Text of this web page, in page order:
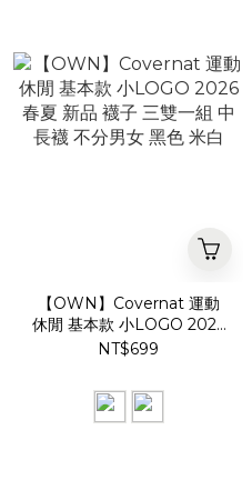
【OWN】Covernat 運動
休閒 基本款 小LOGO 2026
春夏 新品 襪子 三雙一組 中
NT$699